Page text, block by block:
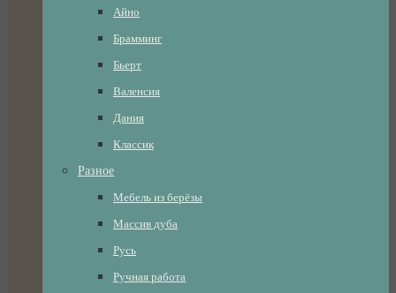
Айно
Брамминг
Бьерт
Валенсия
Дания
Классик
Разное
Мебель из берёзы
Массив дуба
Русь
Ручная работа